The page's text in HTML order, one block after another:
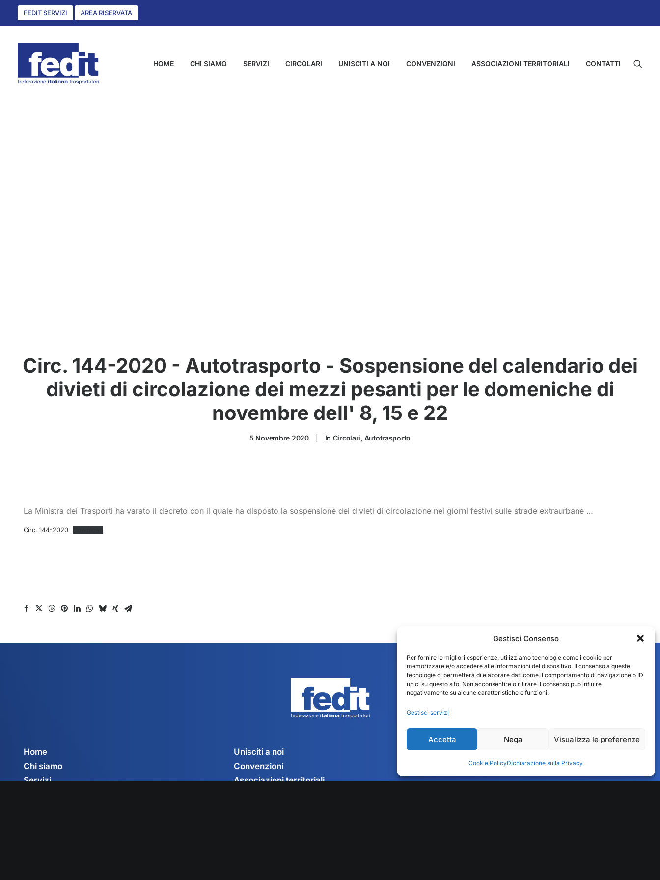
Gestisci Consenso
Per fornire le migliori esperienze, utilizziamo tecnologie come i cookie per
memorizzare e/o accedere alle informazioni del dispositivo. Il consenso a queste
tecnologie ci permetterà di elaborare dati come il comportamento di navigazione o ID
unici su questo sito. Non acconsentire o ritirare il consenso può influire
negativamente su alcune caratteristiche e funzioni.
Gestisci servizi
Accetta Nega Visualizza le preferenze
Cookie PolicyDichiarazione sulla Privacy
FEDIT SERVIZI AREA RISERVATA
HOME CHI SIAMO SERVIZI CIRCOLARI UNISCITI A NOI CONVENZIONI ASSOCIAZIONI TERRITORIALI CONTATTI
Circ. 144-2020 - Autotrasporto - Sospensione del calendario dei
divieti di circolazione dei mezzi pesanti per le domeniche di
novembre dell' 8, 15 e 22
5 Novembre 2020 In Circolari, Autotrasporto
La Ministra dei Trasporti ha varato il decreto con il quale ha disposto la sospensione dei divieti di circolazione nei giorni festivi sulle strade extraurbane …
Circ. 144-2020
Home
Chi siamo
Servizi
Unisciti a noi
Convenzioni
Associazioni territoriali
Fedit Servizi
Area riservata